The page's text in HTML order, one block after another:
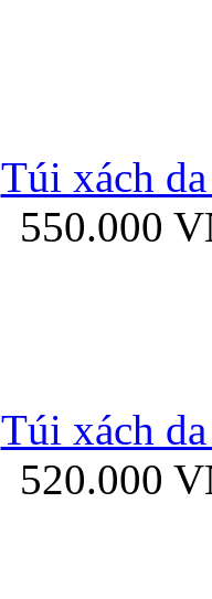
Bao da iPad
Túi xách
550.000
Túi xách
520.000